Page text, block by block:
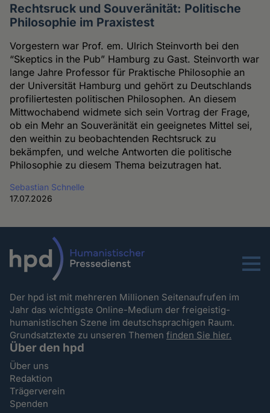
Rechtsruck und Souveränität: Politische
Philosophie im Praxistest
Vorgestern war Prof. em. Ulrich Steinvorth bei den
“Skeptics in the Pub” Hamburg zu Gast. Steinvorth war
lange Jahre Professor für Praktische Philosophie an
der Universität Hamburg und gehört zu Deutschlands
profiliertesten politischen Philosophen. An diesem
Mittwochabend widmete sich sein Vortrag der Frage,
ob ein Mehr an Souveränität ein geeignetes Mittel sei,
den weithin zu beobachtenden Rechtsruck zu
bekämpfen, und welche Antworten die politische
Philosophie zu diesem Thema beizutragen hat.
Sebastian Schnelle
17.07.2026
Menu
Der hpd ist mit mehreren Millionen Seitenaufrufen im
Jahr das wichtigste Online-Medium der freigeistig-
humanistischen Szene im deutschsprachigen Raum.
Grundsatztexte zu unseren Themenfinden Sie hier.
Über den hpd
Über uns
Redaktion
Trägerverein
Spenden